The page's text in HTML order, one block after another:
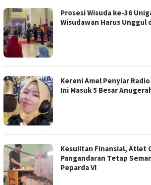
Prosesi Wisuda ke-36
Wisudawan Harus Unggul
Keren! Amel Penyiar
Ini Masuk 5 Besar
Kesulitan Finansial, Atlet
Pangandaran Tetap
Peparda VI